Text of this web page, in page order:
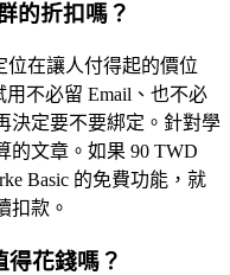
的折扣嗎？
位在讓人付得起的價位
不必留 Email、也不必
決定要不要綁定。針對學
的文章。如果 90 TWD
Basic 的免費功能，就
扣款。
花錢嗎？